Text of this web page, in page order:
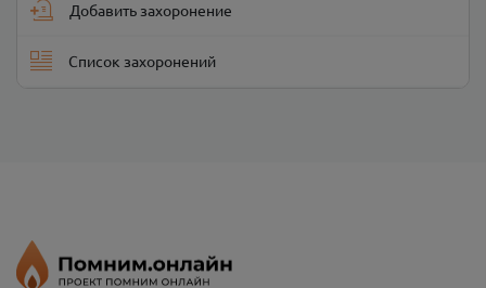
Добавить захоронение
Список захоронений